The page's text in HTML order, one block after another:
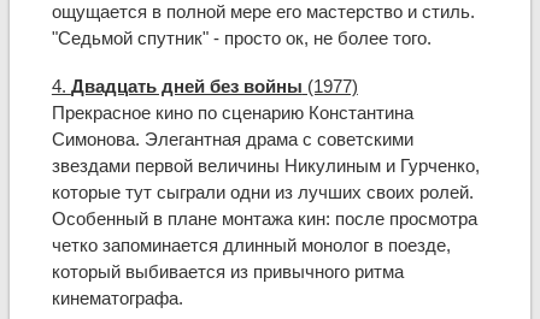
ощущается в полной мере его мастерство и стиль.
"Седьмой спутник" - просто ок, не более того.
4. Двадцать дней без войны (1977)
Прекрасное кино по сценарию Константина
Симонова. Элегантная драма с советскими
звездами первой величины Никулиным и Гурченко,
которые тут сыграли одни из лучших своих ролей.
Особенный в плане монтажа кин: после просмотра
четко запоминается длинный монолог в поезде,
который выбивается из привычного ритма
кинематографа.